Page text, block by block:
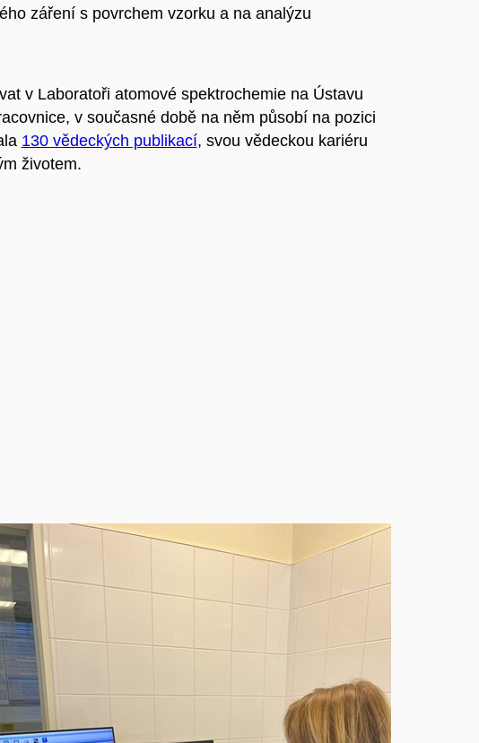
záření s povrchem vzorku a na analýzu
v Laboratoři atomové spektrochemie na Ústavu
v současné době na něm působí na pozici
130 vědeckých publikací, svou vědeckou kariéru
životem.